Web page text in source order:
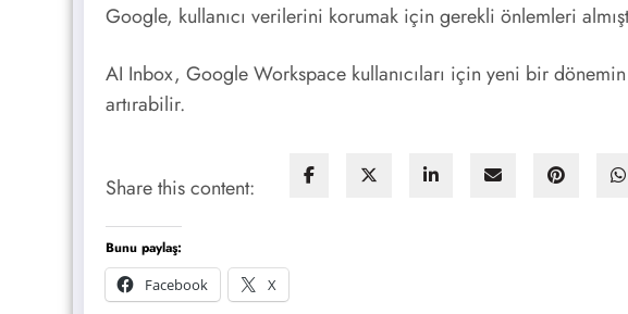
Google, kullanıcı verilerini korumak için gerekli önlemleri
AI Inbox, Google Workspace kullanıcıları için yeni bir
artırabilir.
Share this content:
Bunu paylaş:
Facebook
X